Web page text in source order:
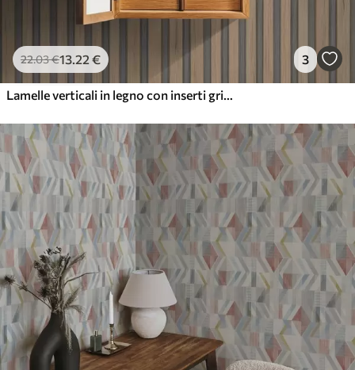
22.03€13.22 € 3
Lamelle verticali in legno con inserti grigio scuro